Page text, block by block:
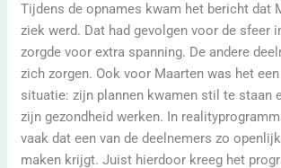
Tijdens de opnames kwam het bericht dat
ziek werd. Dat had gevolgen voor de sfeer
zorgde voor extra spanning. De andere
zich zorgen. Ook voor Maarten was het
situatie: zijn plannen kwamen stil te staan
zijn gezondheid werken. In
vaak dat een van de deelnemers zo
maken krijgt. Juist hierdoor kreeg het